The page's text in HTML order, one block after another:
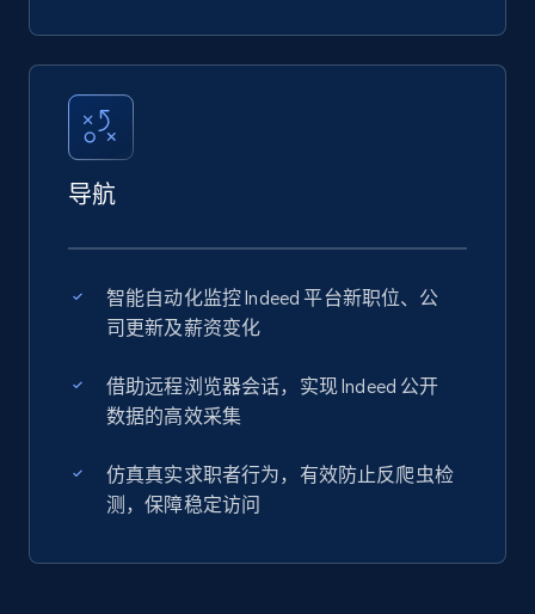
导航
智能自动化监控 Indeed 平台新职位、公
司更新及薪资变化
借助远程浏览器会话，实现 Indeed 公开
数据的高效采集
仿真真实求职者行为，有效防止反爬虫检
测，保障稳定访问